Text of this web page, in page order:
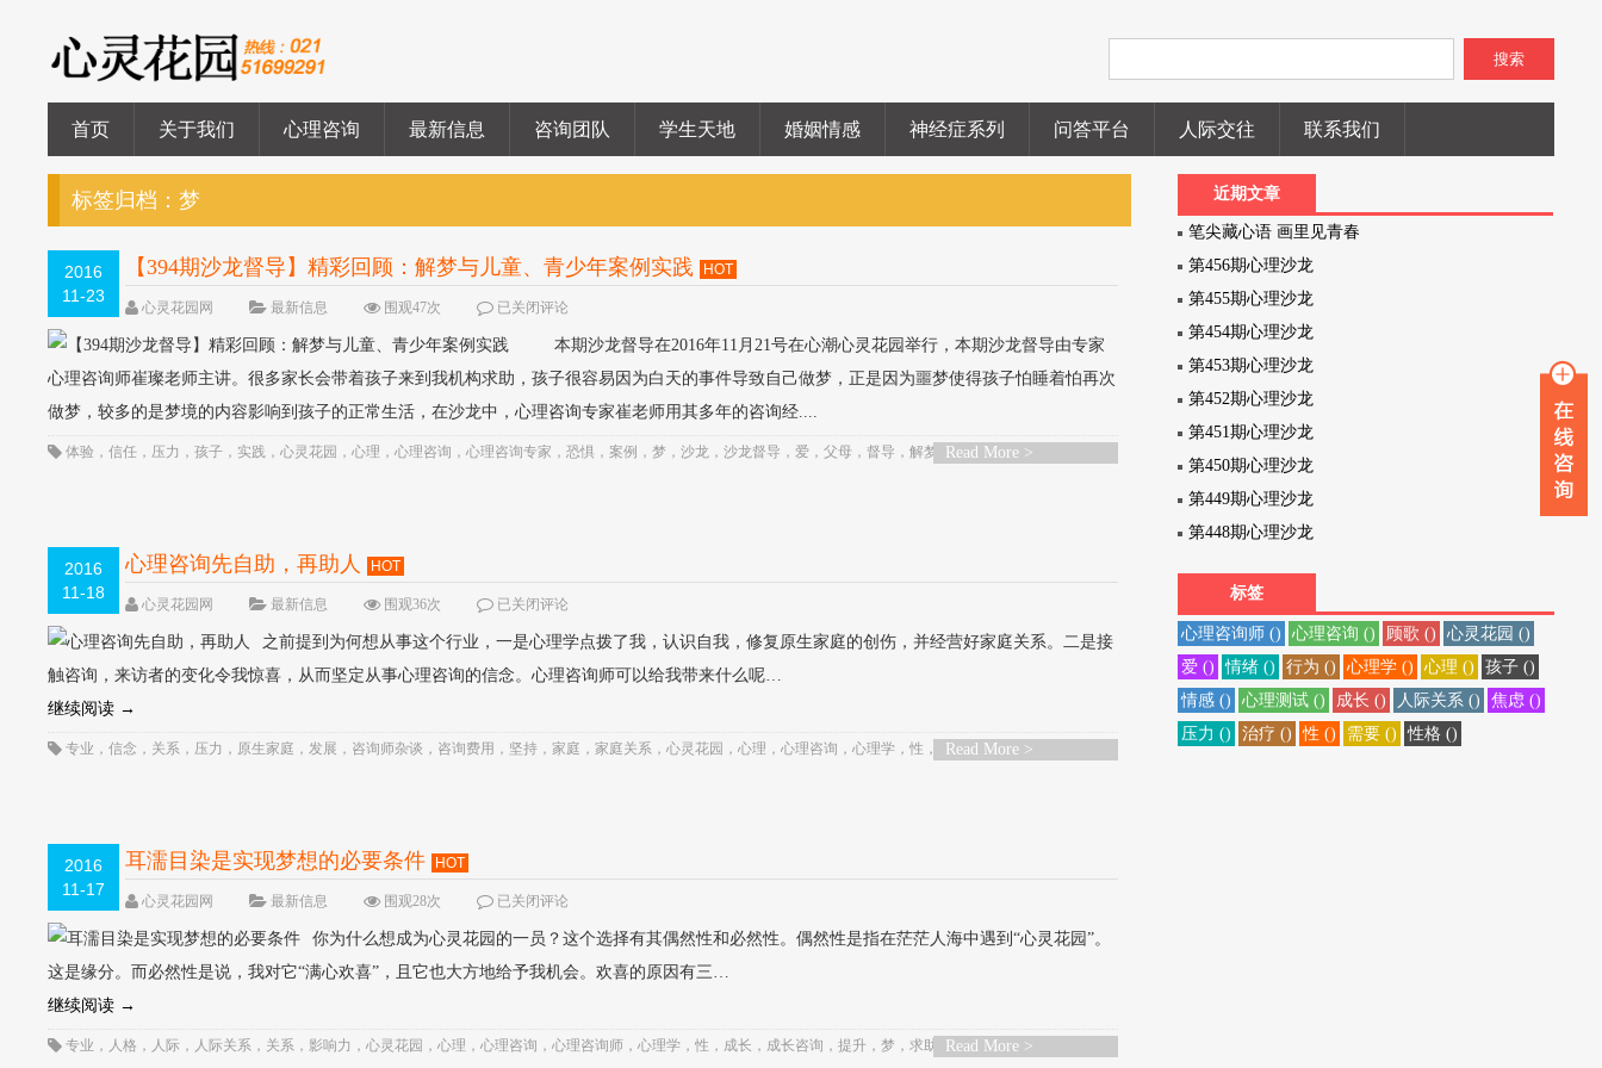
搜索
首页 关于我们 心理咨询 最新信息 咨询团队 学生天地 婚姻情感 神经症系列 问答平台 人际交往 联系我们
标签归档：梦
2016
11-23
【394期沙龙督导】精彩回顾：解梦与儿童、青少年案例实践 HOT
心灵花园网 最新信息 围观47次 已关闭评论
本期沙龙督导在2016年11月21号在心潮心灵花园举行，本期沙龙督导由专家
心理咨询师崔璨老师主讲。很多家长会带着孩子来到我机构求助，孩子很容易因为白天的事件导致自己做梦，正是因为噩梦使得孩子怕睡着怕再次
做梦，较多的是梦境的内容影响到孩子的正常生活，在沙龙中，心理咨询专家崔老师用其多年的咨询经....
Read More >
体验 ，信任 ， 压力 ，孩子 ， 实践 ，心灵花园 ，心理 ，心理咨询 ，心理咨询专家 ，恐惧 ， 案例 ，梦 ，沙龙 ，沙龙督导 ，爱 ，父母 ，督导 ，解梦 ，课程 ， 青少年
2016
11-18
心理咨询先自助，再助人 HOT
心灵花园网 最新信息 围观36次 已关闭评论
之前提到为何想从事这个行业，一是心理学点拨了我，认识自我，修复原生家庭的创伤，并经营好家庭关系。二是接
触咨询，来访者的变化令我惊喜，从而坚定从事心理咨询的信念。心理咨询师可以给我带来什么呢…
继续阅读 →
Read More >
专业 ，信念 ， 关系 ， 压力 ， 原生家庭 ，发展 ， 咨询师杂谈 ， 咨询费用 ， 坚持 ，家庭 ，家庭关系 ，心灵花园 ，心理 ，心理咨询 ，心理学 ，性 ， 成长， 接受， 提升
2016
11-17
耳濡目染是实现梦想的必要条件 HOT
心灵花园网 最新信息 围观28次 已关闭评论
你为什么想成为心灵花园的一员？这个选择有其偶然性和必然性。偶然性是指在茫茫人海中遇到“心灵花园”。
这是缘分。而必然性是说，我对它“满心欢喜”，且它也大方地给予我机会。欢喜的原因有三…
继续阅读 →
Read More >
专业 ， 人格 ， 人际 ， 人际关系 ， 关系 ，影响力 ，心灵花园 ，心理 ，心理咨询 ，心理咨询师 ，心理学 ，性 ， 成长 ， 成长咨询 ，提升 ，梦 ，求助者，经营 ，自我
近期文章
笔尖藏心语 画里见青春
第456期心理沙龙
第455期心理沙龙
第454期心理沙龙
第453期心理沙龙
第452期心理沙龙
第451期心理沙龙
第450期心理沙龙
第449期心理沙龙
第448期心理沙龙
标签
心理咨询师 () 心理咨询 () 顾歌 ()
心灵花园 ()
爱 ()
情绪 () 行为 () 心理学 () 心理 ()
孩子 ()
情感 ()
心理测试 () 成长 () 人际关系 ()
焦虑 ()
压力 ()
治疗 () 性 () 需要 () 性格 ()